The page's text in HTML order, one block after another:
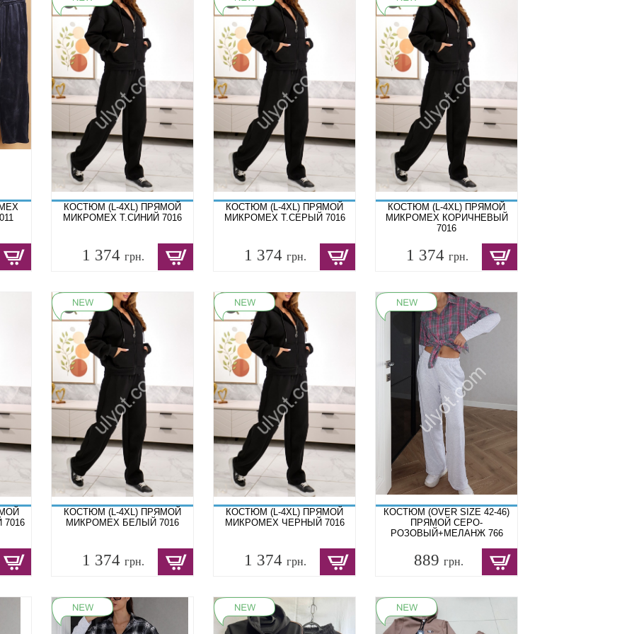
КОСТЮМ (L-4XL) ПРЯМОЙ
МИКРОМЕХ Т.СИНИЙ 7016
1 374грн.
КОСТЮМ (L-4XL) ПРЯМОЙ
МИКРОМЕХ Т.СЕРЫЙ 7016
1 374грн.
КОСТЮМ (L-4XL) ПРЯМОЙ
МИКРОМЕХ КОРИЧНЕВЫЙ
7016
1 374грн.
КОСТЮМ (L-4XL) ПРЯМОЙ
МИКРОМЕХ БЕЛЫЙ 7016
1 374грн.
КОСТЮМ (L-4XL) ПРЯМОЙ
МИКРОМЕХ ЧЕРНЫЙ 7016
1 374грн.
КОСТЮМ (OVER SIZE 42-46)
ПРЯМОЙ СЕРО-
РОЗОВЫЙ+МЕЛАНЖ 766
889 грн.